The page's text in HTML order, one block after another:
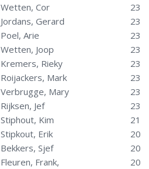
Wetten, Cor
23
Jordans, Gerard
23
Poel, Arie
23
Wetten, Joop
23
Kremers, Rieky
23
Roijackers, Mark
23
Verbrugge, Mary
23
Rijksen, Jef
23
Stiphout, Kim
21
Stipkout, Erik
20
Bekkers, Sjef
20
Fleuren, Frank,
20